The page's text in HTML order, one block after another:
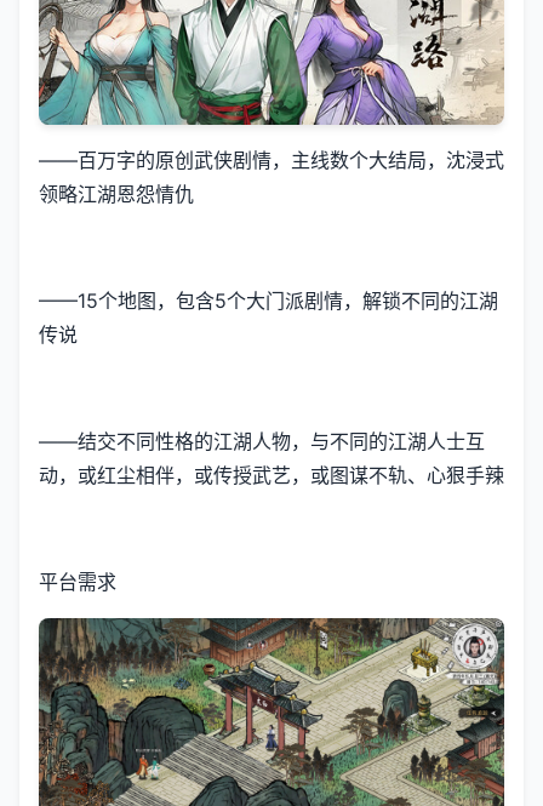
——百万字的原创武侠剧情，主线数个大结局，沈浸式
领略江湖恩怨情仇
——15个地图，包含5个大门派剧情，解锁不同的江湖
传说
——结交不同性格的江湖人物，与不同的江湖人士互
动，或红尘相伴，或传授武艺，或图谋不轨、心狠手辣
平台需求